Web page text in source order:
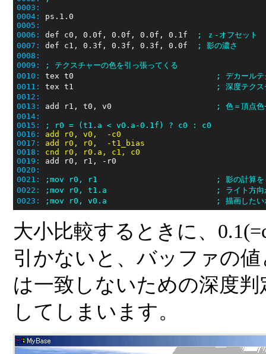
0003:
0004:
0005:
0006:
def c0, 0.0f, 0.0f, 0.0f, 0.1f
; ｚ-オフセット
0007:
def c1, 0.3f, 0.3f, 0.3f, 0.0f
; 影の濃さ
0008:
0009:
; テクスチャーの色を引っ張ってくる
0010:
tex t0
; デカールテ
0011:
tex t1
; 深度テクス
0012:
0013:
add r1, t0, v0
; 色＝頂点色
0014:
0015:
; r0 = (t1.a < v0.a-0.1f) ? c0 : c0
0016:
add r0, v0,  -c0
0017:
add r0, r0,  -t1_bias
0018:
cnd r0, r0.a, c1, c0
0019:
0020:
0021:
;mov r0, r1                         ; 影の計算をし
0022:
;mov r0, t1.a                       ; ライト方向から見
0023:
;mov r0, v0.a                       ; 描画したいポリゴ
大小比較するときに、
引かないと、バッファの
は一致しないための深度
してしまいます。